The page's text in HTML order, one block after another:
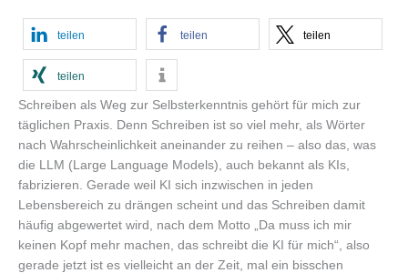
teilen teilen teilen
teilen
Schreiben als Weg zur Selbsterkenntnis gehört für mich zur
täglichen Praxis. Denn Schreiben ist so viel mehr, als Wörter
nach Wahrscheinlichkeit aneinander zu reihen – also das, was
die LLM (Large Language Models), auch bekannt als KIs,
fabrizieren. Gerade weil KI sich inzwischen in jeden
Lebensbereich zu drängen scheint und das Schreiben damit
häufig abgewertet wird, nach dem Motto „Da muss ich mir
keinen Kopf mehr machen, das schreibt die KI für mich“, also
gerade jetzt ist es vielleicht an der Zeit, mal ein bisschen